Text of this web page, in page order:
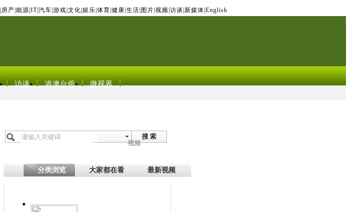
房产 能源 IT| 汽车 游戏 文化 娱乐 体育 健康 生活 图片 视频 访谈 新媒体 English
访谈 港澳台侨 微视界
搜 索
视频
分类浏览 大家都在看 最新视频